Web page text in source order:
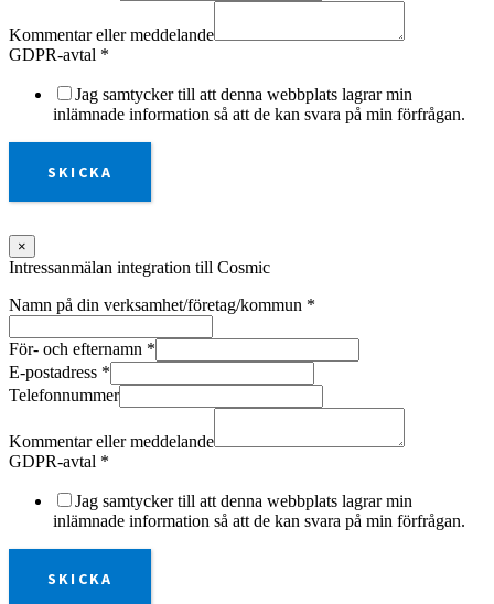
Kommentar eller meddelande
GDPR-avtal *
Jag samtycker till att denna webbplats lagrar min
inlämnade information så att de kan svara på min förfrågan.
SKICKA
×
Intressanmälan integration till Cosmic
Namn på din verksamhet/företag/kommun *
För- och efternamn *
E-postadress *
Telefonnummer
Kommentar eller meddelande
GDPR-avtal *
Jag samtycker till att denna webbplats lagrar min
inlämnade information så att de kan svara på min förfrågan.
SKICKA